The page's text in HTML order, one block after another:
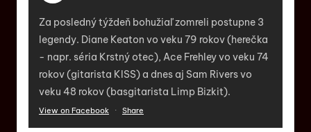
Za posledný týždeň bohužiaľ zomreli postupne 3
legendy. Diane Keaton vo veku 79 rokov (herečka
- napr. séria Krstný otec), Ace Frehley vo veku 74
rokov (gitarista KISS) a dnes aj Sam Rivers vo
veku 48 rokov (basgitarista Limp Bizkit).
View on Facebook · Share